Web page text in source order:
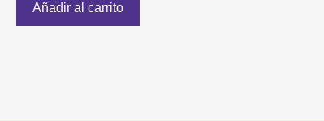
Añadir al carrito